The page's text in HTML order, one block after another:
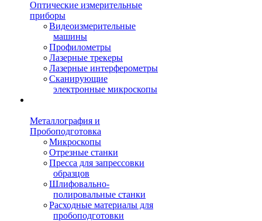
Оптические измерительные
приборы
Видеоизмерительные
машины
Профилометры
Лазерные трекеры
Лазерные интерферометры
Сканирующие
электронные микроскопы
Металлография и
Пробоподготовка
Микроскопы
Отрезные станки
Пресса для запрессовки
образцов
Шлифовально-
полировальные станки
Расходные материалы для
пробоподготовки